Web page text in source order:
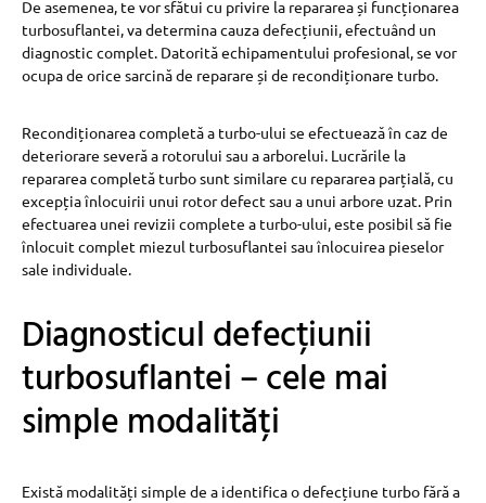
De asemenea, te vor sfătui cu privire la repararea și funcționarea
turbosuflantei, va determina cauza defecțiunii, efectuând un
diagnostic complet. Datorită echipamentului profesional, se vor
ocupa de orice sarcină de reparare și de recondiționare turbo.
Recondiționarea completă a turbo-ului se efectuează în caz de
deteriorare severă a rotorului sau a arborelui. Lucrările la
repararea completă turbo sunt similare cu repararea parțială, cu
excepția înlocuirii unui rotor defect sau a unui arbore uzat. Prin
efectuarea unei revizii complete a turbo-ului, este posibil să fie
înlocuit complet miezul turbosuflantei sau înlocuirea pieselor
sale individuale.
Diagnosticul defecțiunii
turbosuflantei – cele mai
simple modalități
Există modalități simple de a identifica o defecțiune turbo fără a